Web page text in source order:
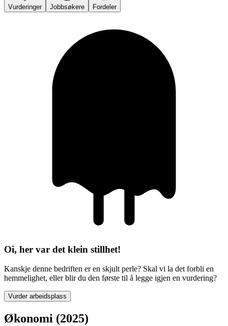
Vurderinger Jobbsøkere Fordeler
Oi, her var det klein stillhet!
Kanskje denne bedriften er en skjult perle? Skal vi la det forbli en
hemmelighet, eller blir du den første til å legge igjen en vurdering?
Vurder arbeidsplass
Økonomi (2025)